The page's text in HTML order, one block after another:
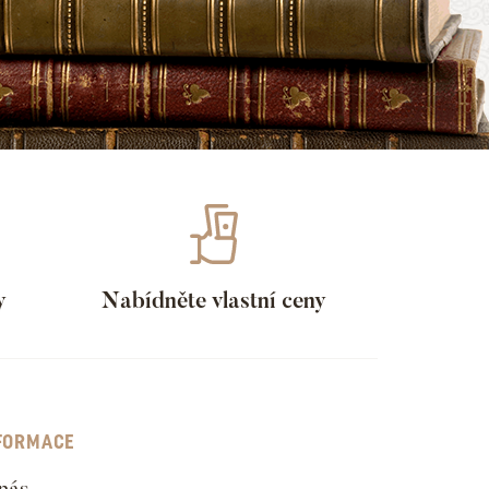
Nabídněte vlastní ceny